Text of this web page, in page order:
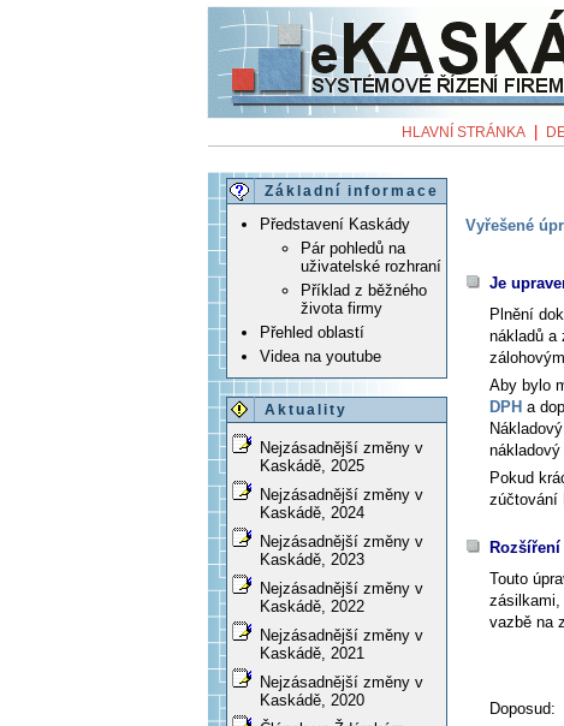
HLAVNÍ STRÁNKA
Základní informace
Představení Kaskády
Pár pohledů na
uživatelské rozhraní
Příklad z běžného
života firmy
Přehled oblastí
Videa na youtube
Aktuality
Nejzásadnější změny v
Kaskádě, 2025
Nejzásadnější změny v
Kaskádě, 2024
Nejzásadnější změny v
Kaskádě, 2023
Nejzásadnější změny v
Kaskádě, 2022
Nejzásadnější změny v
Kaskádě, 2021
Nejzásadnější změny v
Kaskádě, 2020
Vyřešené
Je
Plnění
nákladů a
Aby bylo
DPH a
Pokud
zúčtování
Touto
zásilkami,
vazbě na
Doposud: